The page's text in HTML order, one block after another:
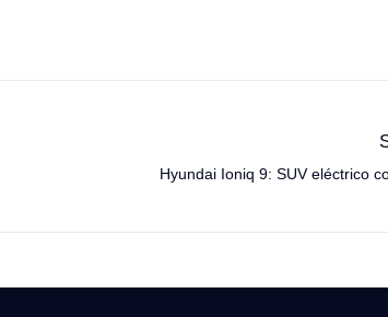
Hyundai Ioniq 9: SUV eléctrico